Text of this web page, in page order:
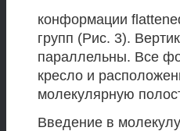
конформации
групп (Рис. 3).
параллельны. Все
кресло и
молекулярную
Введение в